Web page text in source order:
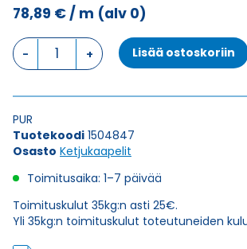
78,89 €/ m (alv 0)
Ketjukaapeli
KAWEFLEX
SK-
UL/CSA
42G1,5
(AWG16)
Lisää ostoskoriin
PUR
Tuotekoodi 1504847
Osasto Ketjukaapelit
Toimitusaika: 1–7 päivää
Toimituskulut 35kg:n asti 25€.
Yli 35kg:n toimituskulut toteutuneiden